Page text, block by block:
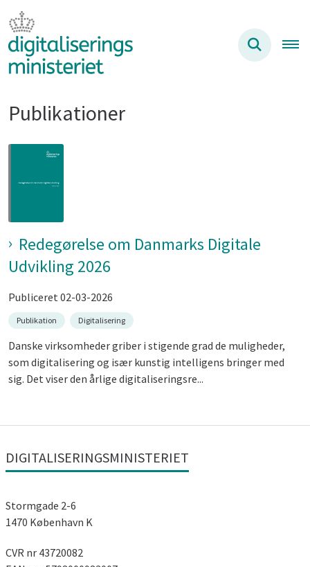
Publikationer
Redegørelse om Danmarks Digitale
Udvikling 2026
Publiceret 02-03-2026
Publikation Digitalisering
Danske virksomheder griber i stigende grad de muligheder,
som digitalisering og især kunstig intelligens bringer med
sig. Det viser den årlige digitaliseringsre...
DIGITALISERINGSMINISTERIET
Stormgade 2-6
1470 København K
CVR nr 43720082